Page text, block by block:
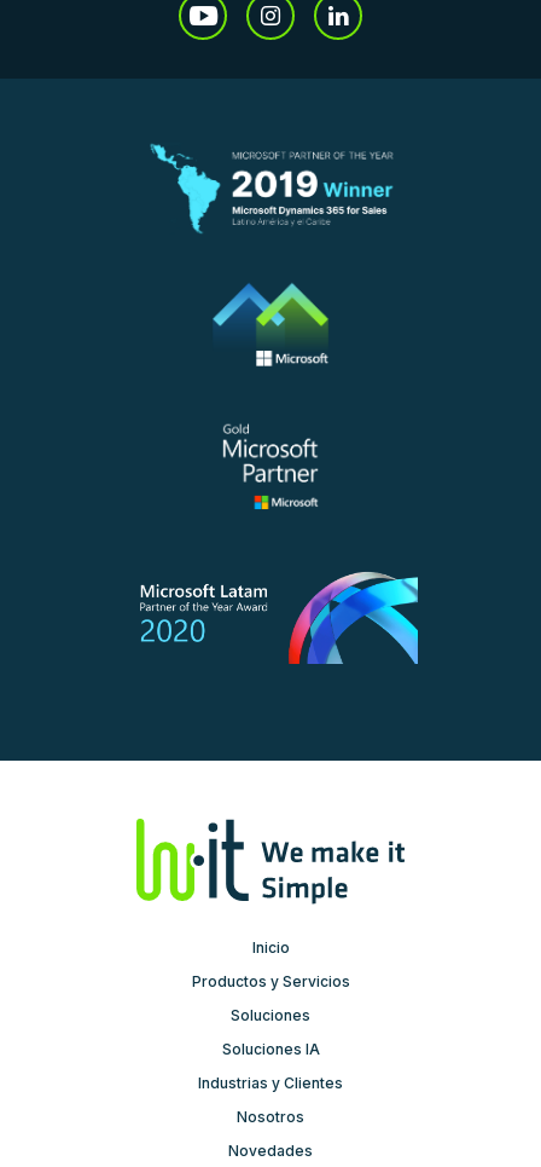
Inicio
Productos y Servicios
Soluciones
Soluciones IA
Industrias y Clientes
Nosotros
Novedades